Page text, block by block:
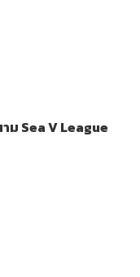
Sea V League